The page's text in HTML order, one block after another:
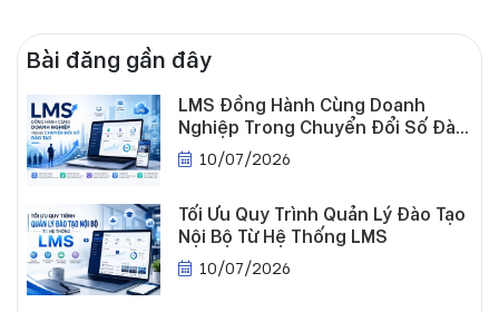
Tuyển
dụng
Bài đăng gần đây
LMS Đồng Hành Cùng Doanh
Nghiệp Trong Chuyển Đổi Số Đào
Tạo10/07/2026
Tối Ưu Quy Trình Quản Lý Đào Tạo
Nội Bộ Từ Hệ Thống LMS
10/07/2026